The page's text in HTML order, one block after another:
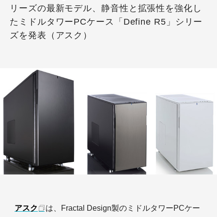
リーズの最新モデル、静音性と拡張性を強化し
たミドルタワーPCケース「Define R5」シリー
ズを発表（アスク）
アスク
は、Fractal Design製のミドルタワーPCケー